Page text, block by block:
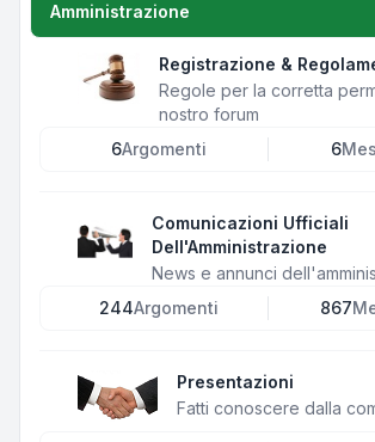
Amministrazione
Registrazione &
Regole per la corretta
nostro forum
6Argomenti 6
Comunicazioni Ufficiali
Dell'Amministrazione
News e annunci
244Argomenti 867
Presentazioni
Fatti conoscere dalla